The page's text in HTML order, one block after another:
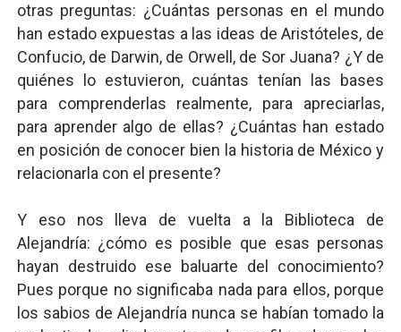
otras preguntas: ¿Cuántas personas en el mundo
han estado expuestas a las ideas de Aristóteles, de
Confucio, de Darwin, de Orwell, de Sor Juana? ¿Y de
quiénes lo estuvieron, cuántas tenían las bases
para comprenderlas realmente, para apreciarlas,
para aprender algo de ellas? ¿Cuántas han estado
en posición de conocer bien la historia de México y
relacionarla con el presente?
Y eso nos lleva de vuelta a la Biblioteca de
Alejandría: ¿cómo es posible que esas personas
hayan destruido ese baluarte del conocimiento?
Pues porque no significaba nada para ellos, porque
los sabios de Alejandría nunca se habían tomado la